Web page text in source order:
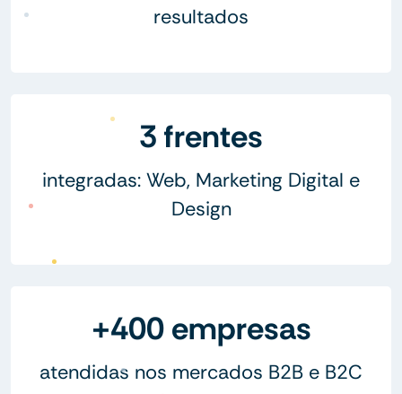
resultados
3 frentes
integradas: Web, Marketing Digital e
Design
+400 empresas
atendidas nos mercados B2B e B2C